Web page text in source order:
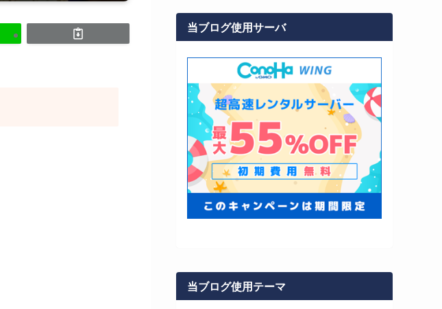
当ブログ使用サーバ
当ブログ使用テーマ